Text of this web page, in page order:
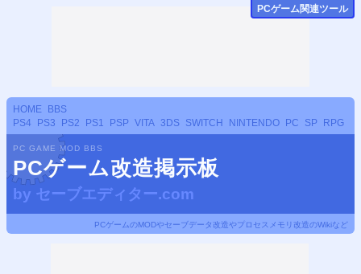
HOME
BBS
PS4
PS3 PS2 PS1 PSP VITA 3DS SWITCH NINTENDO PC SP RPG
PC GAME MOD BBS
PCゲーム改造掲示板
by セーブエディター.com
PCゲームのMODやセーブデータ改造やプロセスメモリ改造のWikiなど
PCゲーム関連ツール